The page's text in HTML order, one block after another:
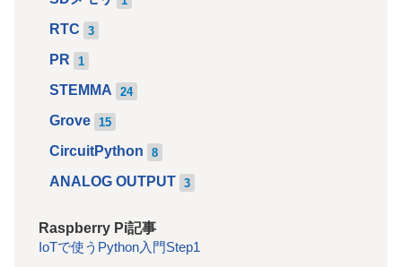
RTC 3
PR 1
STEMMA 24
Grove 15
CircuitPython 8
ANALOG OUTPUT 3
Raspberry Pi記事
IoTで使うPython入門Step1